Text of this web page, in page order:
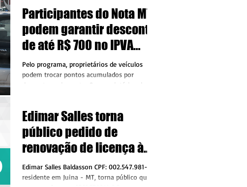
Participantes do Nota MT
podem garantir desconto
de até R$ 700 no IPVA
2025
Pelo programa, proprietários de veículos
podem trocar pontos acumulados por
desconto no imposto. Os proprietários de
Edimar Salles torna
público pedido de
renovação de licença à
atividade de Manutenção
e reparação de
Edimar Salles Baldasson CPF: 002.547.981-44
residente em Juina - MT, torna público que